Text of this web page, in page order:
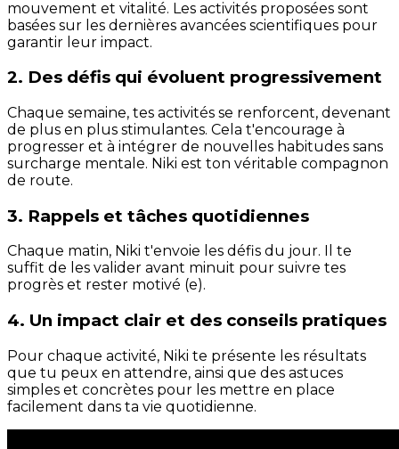
mouvement et vitalité. Les activités proposées sont
basées sur les dernières avancées scientifiques pour
garantir leur impact.
2. Des défis qui évoluent progressivement
Chaque semaine, tes activités se renforcent, devenant
de plus en plus stimulantes. Cela t'encourage à
progresser et à intégrer de nouvelles habitudes sans
surcharge mentale. Niki est ton véritable compagnon
de route.
3. Rappels et tâches quotidiennes
Chaque matin, Niki t'envoie les défis du jour. Il te
suffit de les valider avant minuit pour suivre tes
progrès et rester motivé (e).
4. Un impact clair et des conseils pratiques
Pour chaque activité, Niki te présente les résultats
que tu peux en attendre, ainsi que des astuces
simples et concrètes pour les mettre en place
facilement dans ta vie quotidienne.